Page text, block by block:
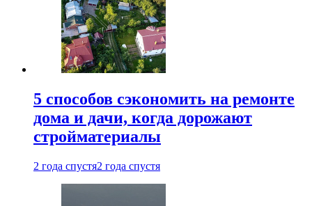
5 способов сэкономить на ремонте
дома и дачи, когда дорожают
стройматериалы
2 года спустя2 года спустя